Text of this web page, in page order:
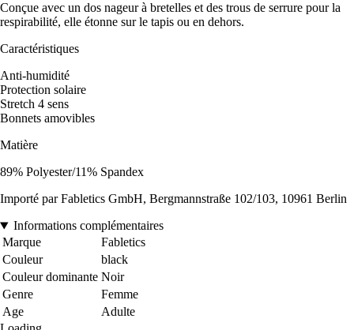
Conçue avec un dos nageur à bretelles et des trous de serrure pour la
respirabilité, elle étonne sur le tapis ou en dehors.
Caractéristiques
Anti-humidité
Protection solaire
Stretch 4 sens
Bonnets amovibles
Matière
89% Polyester/11% Spandex
Importé par Fabletics GmbH, Bergmannstraße 102/103, 10961 Berlin
Informations complémentaires
Marque
Fabletics
Couleur
black
Couleur dominante Noir
Genre
Femme
Age
Adulte